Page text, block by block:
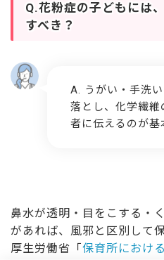
Q.花粉症の子どもには
すべき？
A. うがい・手洗
落とし、化学繊
者に伝えるのが基
鼻水が透明・目をこする・
があれば、風邪と区別して
厚生労働省「保育所におけ